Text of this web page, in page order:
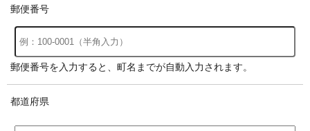
郵便番号
郵便番号を入力すると、町名までが自動入力されます。
都道府県